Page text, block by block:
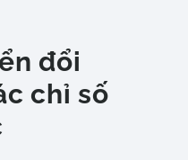
đổi
chỉ số